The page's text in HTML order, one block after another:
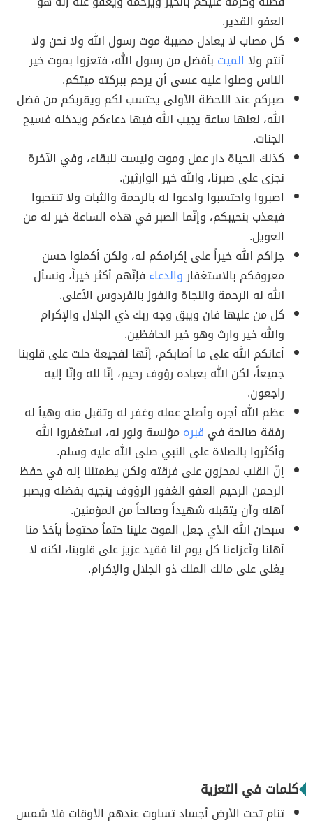
العفو القدير.
كل مصاب لا يعادل مصيبة موت رسول الله ولا نحن ولا
أنتم ولا الميت بأفضل من رسول الله، فتعزوا بموت خير
الناس وصلوا عليه عسى أن يرحم ببركته ميتكم.
صبركم عند اللحظة الأولى يحتسب لكم ويقربكم من فضل
الله، لعلها ساعة يجيب الله فيها دعاءكم ويدخله فسيح
الجنات.
كذلك الحياة دار عمل وموت وليست للبقاء، وفي الآخرة
نجزى على صبرنا، والله خير الوارثين.
اصبروا واحتسبوا وادعوا له بالرحمة والثبات ولا تنتحبوا
فيعذب بنحيبكم، وإنّما الصبر في هذه الساعة خير له من
العويل.
جزاكم الله خيراً على إكرامكم له، ولكن أكملوا حسن
معروفكم بالاستغفاروالدعاء فإنّهم أكثر خيراً، ونسأل
الله له الرحمة والنجاة والفوز بالفردوس الأعلى.
كل من عليها فان ويبق وجه ربك ذي الجلال والإكرام
والله خير وارث وهو خير الحافظين.
أعانكم الله على ما أصابكم، إنّها لفجيعة حلت على قلوبنا
جميعاً، لكن الله بعباده رؤوف رحيم، إنّا لله وإنّا إليه
راجعون.
عظم الله أجره وأصلح عمله وغفر له وتقبل منه وهيأ له
رفقة صالحة في قبره مؤنسة ونور له، استغفروا الله
وأكثروا بالصلاة على النبي صلى الله عليه وسلم.
إنّ القلب لمحزون على فرقته ولكن يطمئننا إنه في حفظ
الرحمن الرحيم العفو الغفور الرؤوف ينجيه بفضله ويصبر
أهله وأن يتقبله شهيداً وصالحاً من المؤمنين.
سبحان الله الذي جعل الموت علينا حتماً محتوماً يأخذ منا
أهلنا وأعزاءنا كل يوم لنا فقيد عزيز على قلوبنا، لكنه لا
يغلى على مالك الملك ذو الجلال والإكرام.
كلمات في التعزية
تنام تحت الأرض أجساد تساوت عندهم الأوقات فلا شمس